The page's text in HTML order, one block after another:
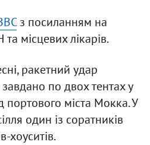
з посиланням на
місцевих лікарів.
ракетний удар
по двох тентах у
портового міста Мокка. У
один із соратників
хоуситів.